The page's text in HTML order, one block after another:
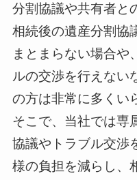
分割協議や共有者と
相続後の遺産分割協
まとまらない場合や
ルの交渉を行えない
の方は非常に多くい
そこで、当社では専
協議やトラブル交渉
様の負担を減らし、